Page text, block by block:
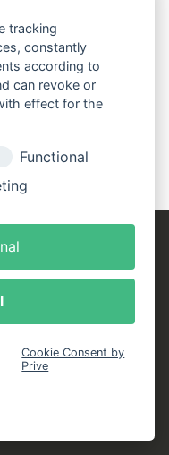
Beratung:
tracking
constantly
according to
can revoke or
effect for the
Functional
Cookie Consent by
Prive